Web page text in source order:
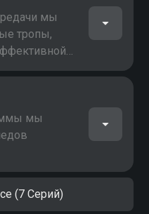
мы
тропы,
мы
(7 Серий)